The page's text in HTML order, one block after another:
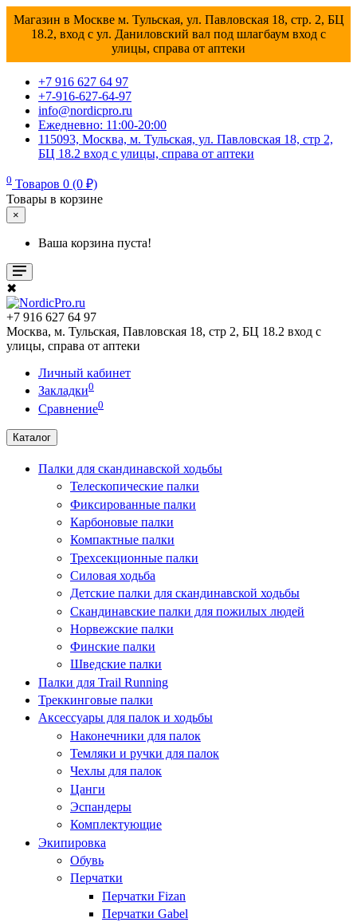
Магазин в Москве м. Тульская, ул. Павловская 18, стр. 2, БЦ
18.2, вход с ул. Даниловский вал под шлагбаум вход с
улицы, справа от аптеки
+7 916 627 64 97
+7-916-627-64-97
info@nordicpro.ru
Ежедневно: 11:00-20:00
115093, Москва, м. Тульская, ул. Павловская 18, стр 2,
БЦ 18.2 вход с улицы, справа от аптеки
0 Товаров 0 (0 ₽)
Товары в корзине
×
Ваша корзина пуста!
✖
+7 916 627 64 97
Москва, м. Тульская, Павловская 18, стр 2, БЦ 18.2 вход с
улицы, справа от аптеки
Личный кабинет
Закладки0
Сравнение0
Каталог
Палки для скандинавской ходьбы
Телескопические палки
Фиксированные палки
Карбоновые палки
Компактные палки
Трехсекционные палки
Силовая ходьба
Детские палки для скандинавской ходьбы
Скандинавские палки для пожилых людей
Норвежские палки
Финские палки
Шведские палки
Палки для Trail Running
Треккинговые палки
Аксессуары для палок и ходьбы
Наконечники для палок
Темляки и ручки для палок
Чехлы для палок
Цанги
Эспандеры
Комплектующие
Экипировка
Обувь
Перчатки
Перчатки Fizan
Перчатки Gabel